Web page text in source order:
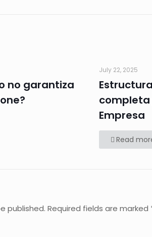
no garantiza
July 22, 2025
completa
Empresa
Read
published. Required fields are marked